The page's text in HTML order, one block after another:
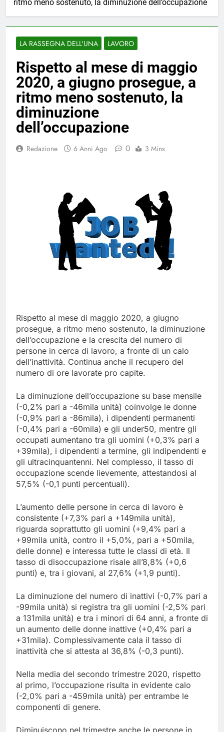
ritmo meno sostenuto, la diminuzione dell’occupazione
LA RASSEGNA DELL'UNA LAVORO
Rispetto al mese di maggio
2020, a giugno prosegue, a
ritmo meno sostenuto, la
diminuzione
dell’occupazione
Redazione 6 Anni Ago 0 3 Mins
Rispetto al mese di maggio 2020, a giugno
prosegue, a ritmo meno sostenuto, la diminuzione
dell’occupazione e la crescita del numero di
persone in cerca di lavoro, a fronte di un calo
dell’inattività. Continua anche il recupero del
numero di ore lavorate pro capite.
La diminuzione dell’occupazione su base mensile
(-0,2% pari a -46mila unità) coinvolge le donne
(-0,9% pari a -86mila), i dipendenti permanenti
(-0,4% pari a -60mila) e gli under50, mentre gli
occupati aumentano tra gli uomini (+0,3% pari a
+39mila), i dipendenti a termine, gli indipendenti e
gli ultracinquantenni. Nel complesso, il tasso di
occupazione scende lievemente, attestandosi al
57,5% (-0,1 punti percentuali).
L’aumento delle persone in cerca di lavoro è
consistente (+7,3% pari a +149mila unità),
riguarda soprattutto gli uomini (+9,4% pari a
+99mila unità, contro il +5,0%, pari a +50mila,
delle donne) e interessa tutte le classi di età. Il
tasso di disoccupazione risale all’8,8% (+0,6
punti) e, tra i giovani, al 27,6% (+1,9 punti).
La diminuzione del numero di inattivi (-0,7% pari a
-99mila unità) si registra tra gli uomini (-2,5% pari
a 131mila unità) e tra i minori di 64 anni, a fronte di
un aumento delle donne inattive (+0,4% pari a
+31mila). Complessivamente cala il tasso di
inattività che si attesta al 36,8% (-0,3 punti).
Nella media del secondo trimestre 2020, rispetto
al primo, l’occupazione risulta in evidente calo
(-2,0% pari a -459mila unità) per entrambe le
componenti di genere.